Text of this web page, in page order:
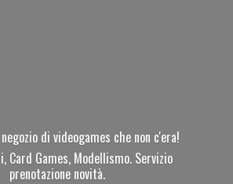
di videogames che non c'era!
Card Games, Modellismo. Servizio
prenotazione novità.